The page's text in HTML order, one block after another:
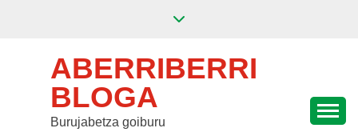
ABERRIBERRI
BLOGA
Burujabetza goiburu